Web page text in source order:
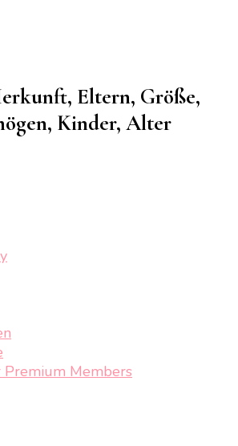
Eltern, Größe,
Kinder, Alter
Members